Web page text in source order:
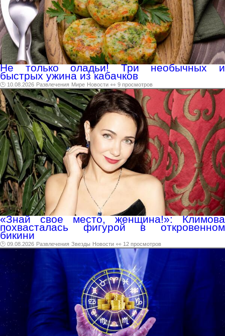
Не только оладьи! Три необычных и
быстрых ужина из кабачков
🕑 10.08.2026 Развлечения Мире Новости 👀 9 просмотров
«Знай свое место, женщина!»: Климова
похвасталась фигурой в откровенном
бикини
🕑 09.08.2026 Развлечения Звезды Новости 👀 12 просмотров